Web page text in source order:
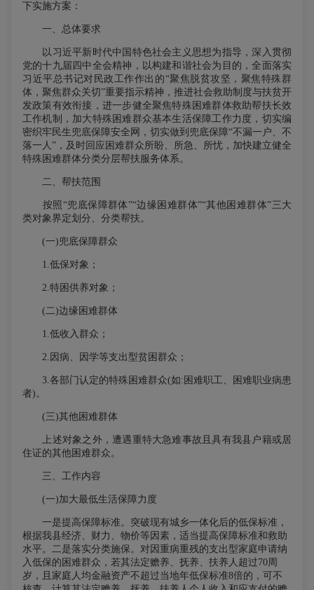
下实施方案：
一、总体要求
以习近平新时代中国特色社会主义思想为指导，深入贯彻
党的十九届四中全会精神，以构建和谐社会为目的，全面落实
习近平总书记对民政工作作出的“聚焦脱贫攻坚，聚焦特殊群
体，聚焦群众关切”重要指示精神，推进社会救助制度与扶贫开
发政策有效衔接，进一步健全聚焦特殊困难群体救助帮扶长效
工作机制，加大特殊困难群众基本生活保障工作力度，切实编
密织牢民生兜底保障安全网，切实做到兜底保障“不漏一户、不
落一人”，及时回应困难群众所盼、所急、所忧，加快建立健全
特殊困难群体分类分层帮扶服务体系。
二、帮扶范围
按照“兜底保障群体”“边缘困难群体”“其他困难群体”三大
类对象界定划分、分类帮扶。
(一)兜底保障群众
1.低保对象；
2.特困供养对象；
(二)边缘困难群体
1.低收入群众；
2.因病、因学等支出型贫困群众；
3.各部门认定的特殊困难群众(如:困难职工、困难职业病患
者)。
(三)其他困难群体
上述对象之外，遭遇重特大急难事故且具有我县户籍或居
住证的其他困难群众。
三、工作内容
(一)加大最低生活保障力度
一是提高保障标准。突破现有城乡一体化后的低保标准，
根据我县经济、财力、物价等因素，适当提高保障标准和救助
水平。二是落实分类施保。对因重病重残的支出型家庭申请纳
入低保的困难群众，若其法定赡养、抚养、扶养人超过70周
岁，且家庭人均金融资产不超过当地年低保标准8倍的，可不